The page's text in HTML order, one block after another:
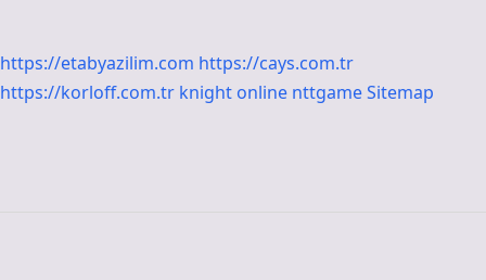
https://etabyazilim.com https://cays.com.tr
https://korloff.com.tr knight online nttgameSitemap